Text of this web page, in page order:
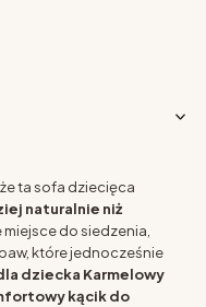
ta sofa dziecięca
naturalnie niż
miejsce do siedzenia,
które jednocześnie
dziecka Karmelowy
kącik do